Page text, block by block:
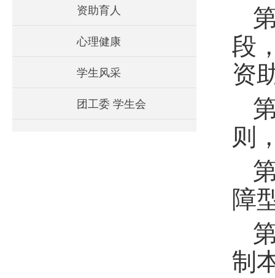
资助育人
心理健康
学生风采
团工委 学生会
段
资
则
障
制